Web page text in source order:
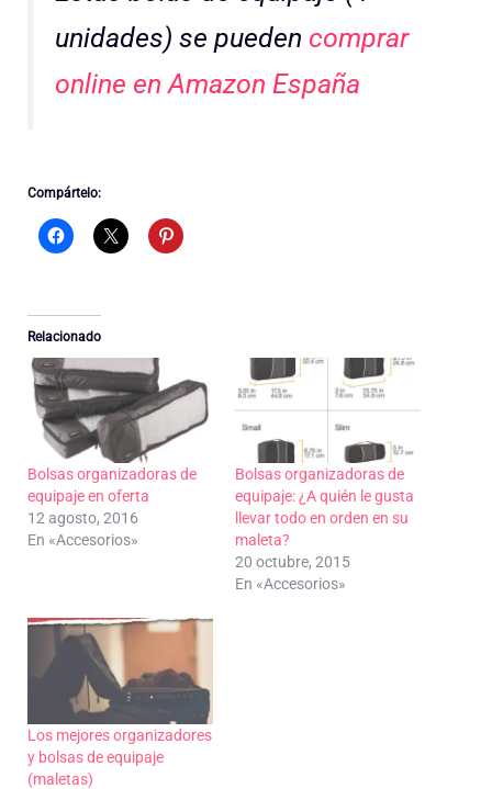
unidades) se pueden comprar
online en Amazon España
Compártelo:
Relacionado
Bolsas organizadoras de
equipaje en oferta
12 agosto, 2016
En «Accesorios»
Bolsas organizadoras de
equipaje: ¿A quién le gusta
llevar todo en orden en su
maleta?
20 octubre, 2015
En «Accesorios»
Los mejores organizadores
y bolsas de equipaje
(maletas)